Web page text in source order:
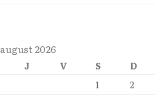
august 2026
J V S
D
1
2